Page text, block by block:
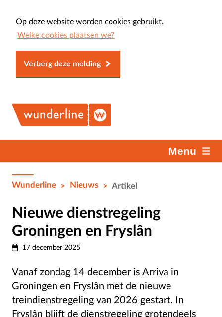
Op deze website worden cookies gebruikt.
Welke cookies plaatsen we?
Verberg deze melding
Menu
Wunderline > Nieuws > Artikel
Nieuwe dienstregeling
Groningen en Fryslân
17 december 2025
Vanaf zondag 14 december is Arriva in
Groningen en Fryslân met de nieuwe
treindienstregeling van 2026 gestart. In
Fryslân blijft de dienstregeling grotendeels